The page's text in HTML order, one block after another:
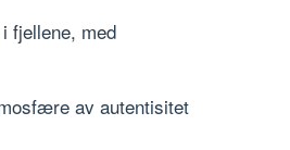
fjellene, med
av autentisitet